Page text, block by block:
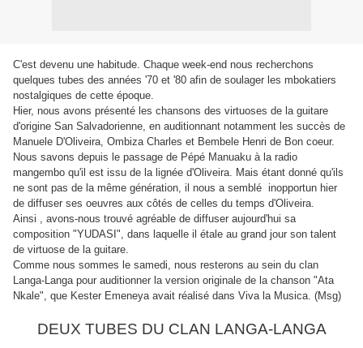
C'est devenu une habitude. Chaque week-end nous recherchons
quelques tubes des années '70 et '80 afin de soulager les mbokatiers
nostalgiques de cette époque.
Hier, nous avons présenté les chansons des virtuoses de la guitare
d'origine San Salvadorienne, en auditionnant notamment les succès de
Manuele D'Oliveira, Ombiza Charles et Bembele Henri de Bon coeur.
Nous savons depuis le passage de Pépé Manuaku à la radio
mangembo qu'il est issu de la lignée d'Oliveira. Mais étant donné qu'ils
ne sont pas de la même génération, il nous a semblé inopportun hier
de diffuser ses oeuvres aux côtés de celles du temps d'Oliveira.
Ainsi , avons-nous trouvé agréable de diffuser aujourd'hui sa
composition "YUDASI", dans laquelle il étale au grand jour son talent
de virtuose de la guitare.
Comme nous sommes le samedi, nous resterons au sein du clan
Langa-Langa pour auditionner la version originale de la chanson "Ata
Nkale", que Kester Emeneya avait réalisé dans Viva la Musica. (Msg)
DEUX TUBES DU CLAN LANGA-LANGA